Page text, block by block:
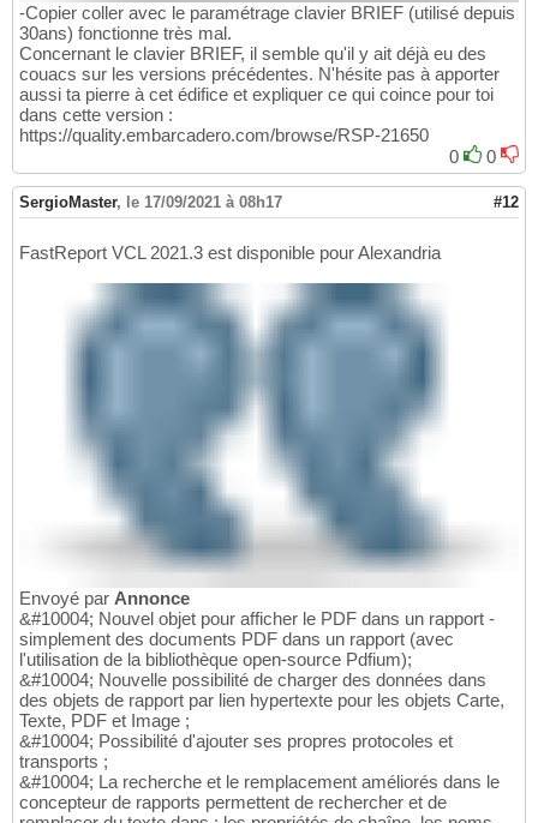
-Copier coller avec le paramétrage clavier BRIEF (utilisé depuis
30ans) fonctionne très mal.
Concernant le clavier BRIEF, il semble qu'il y ait déjà eu des
couacs sur les versions précédentes. N'hésite pas à apporter
aussi ta pierre à cet édifice et expliquer ce qui coince pour toi
dans cette version :
https://quality.embarcadero.com/browse/RSP-21650
0
0
SergioMaster, le 17/09/2021 à 08h17 #12
FastReport VCL 2021.3 est disponible pour Alexandria
Envoyé par Annonce
&#10004; Nouvel objet pour afficher le PDF dans un rapport -
simplement des documents PDF dans un rapport (avec
l'utilisation de la bibliothèque open-source Pdfium);
&#10004; Nouvelle possibilité de charger des données dans
des objets de rapport par lien hypertexte pour les objets Carte,
Texte, PDF et Image ;
&#10004; Possibilité d'ajouter ses propres protocoles et
transports ;
&#10004; La recherche et le remplacement améliorés dans le
concepteur de rapports permettent de rechercher et de